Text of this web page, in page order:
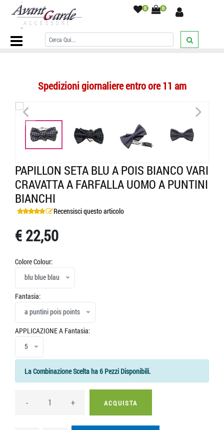
0 0
Home Page/PAPILLON/A Pois/Papillon seta blu a pois bianco
vari cravatta a farfalla uomo a puntini bianchi
Spedizioni giornaliere entro ore 11 am
< >
PAPILLON SETA BLU A POIS BIANCO VARI
CRAVATTA A FARFALLA UOMO A PUNTINI
BIANCHI
Recensisci questo articolo
€ 22,50
Colore Colour:
blu blue blau
Fantasia:
a puntini pois points
APPLICAZIONE A Fantasia:
5
La Combinazione Scelta ha 6 Pezzi Disponibili.
- + ACQUISTA